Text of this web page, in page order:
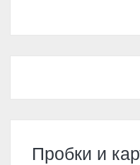
Пробки и